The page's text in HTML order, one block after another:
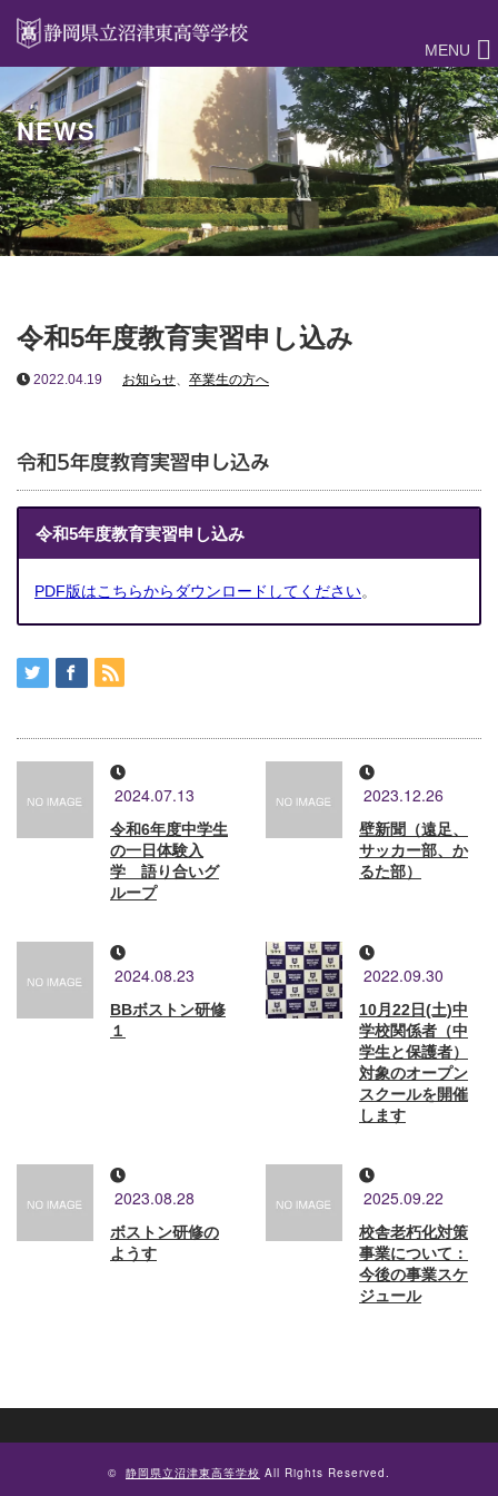
MENU
NEWS
令和5年度教育実習申し込み
2022.04.19 お知らせ、 卒業生の方へ
令和5年度教育実習申し込み
令和5年度教育実習申し込み
PDF版はこちらからダウンロードしてください。
2024.07.13
令和6年度中学生
の一日体験入
学 語り合いグ
ループ
2023.12.26
壁新聞（遠足、
サッカー部、か
るた部）
2024.08.23
BBボストン研修
１
2022.09.30
10月22日(土)中
学校関係者（中
学生と保護者）
対象のオープン
スクールを開催
します
2023.08.28
ボストン研修の
ようす
2025.09.22
校舎老朽化対策
事業について：
今後の事業スケ
ジュール
© 静岡県立沼津東高等学校 All Rights Reserved.